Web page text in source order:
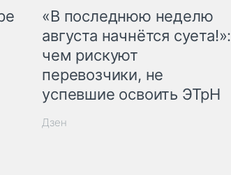
«В последнюю неделю
августа начнётся суета!»:
чем рискуют
перевозчики, не
успевшие освоить ЭТрН
Дзен